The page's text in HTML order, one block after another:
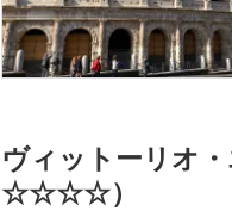
ヴィットーリオ
☆☆☆☆）